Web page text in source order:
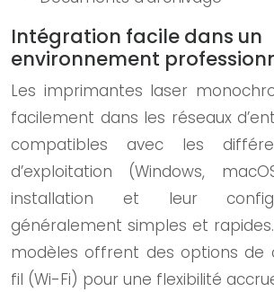
Intégration facile dans un
environnement
Les imprimantes laser
facilement dans les réseaux
compatibles avec les
d’exploitation (Windows,
installation et leur
généralement simples et
modèles offrent des options de
fil (Wi-Fi) pour une flexibilité